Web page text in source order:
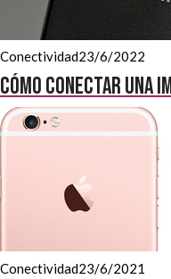
Conectividad23/6/2022
Cómo conectar una
Conectividad23/6/2021